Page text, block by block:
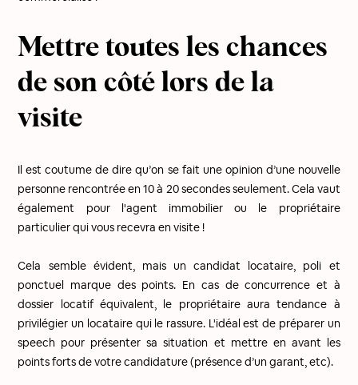
Mettre toutes les chances
de son côté lors de la
visite
Il est coutume de dire qu’on se fait une opinion d’une nouvelle
personne rencontrée en 10 à 20 secondes seulement. Cela vaut
également pour l'agent immobilier ou le propriétaire
particulier qui vous recevra en visite !
Cela semble évident, mais un candidat locataire, poli et
ponctuel marque des points. En cas de concurrence et à
dossier locatif équivalent, le propriétaire aura tendance à
privilégier un locataire qui le rassure. L'idéal est de préparer un
speech pour présenter sa situation et mettre en avant les
points forts de votre candidature (présence d’un garant, etc).